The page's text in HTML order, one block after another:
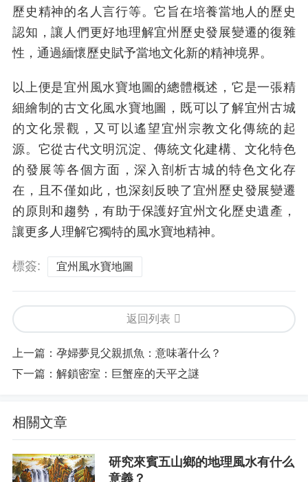
歷史精神的名人言行等。它旨在培養當地人的歷史
認知，讓人們更好地理解宜州歷史發展變遷的復雜
性，通過緬懷歷史賦予當地文化新的精神境界。
以上便是宜州風水寶地圖的總體概述，它是一張精
細繪制的古文化風水寶地圖，既可以了解宜州古城
的文化景觀，又可以遙望宜州宗教文化傳統的起
源。它從古代文明沉淀、傳統文化建構、文化特色
的發展等各個方面，深入剖析古城的特色文化存
在，且不僅如此，也深刻反映了宜州歷史發展變遷
的原則和趨勢，有助于保護好宜州文化歷史遺產，
讓更多人理解它獨特的風水寶地精神。
標簽: 宜州風水寶地圖
返回列表
上一篇： 孕婦夢見父親抓魚：意味著什么？
下一篇： 解鎖密室：巨蟹座的天平之謎
相關文章
研究來賓五山鄉的地理風水有什么
意義？